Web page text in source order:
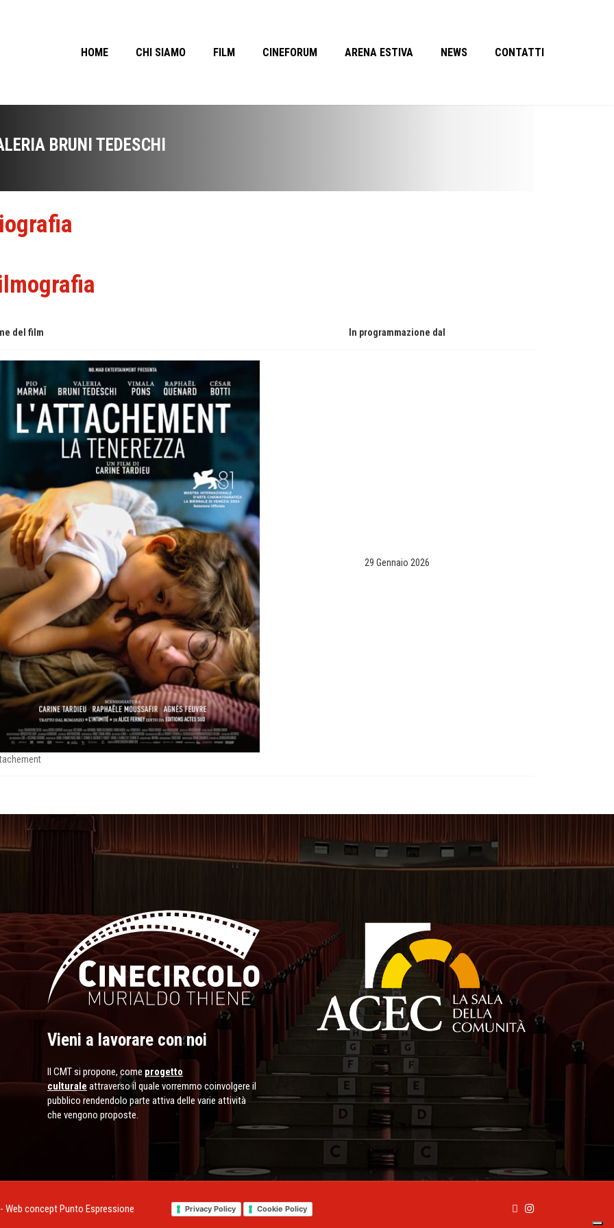
HOME CHI SIAMO FILM CINEFORUM ARENA ESTIVA NEWS CONTATTI
BRUNI TEDESCHI
del film In programmazione dal
29 Gennaio 2026
Vieni a lavorare con noi
Il CMT si propone, come progetto
culturale attraverso il quale vorremmo coinvolgere il
pubblico rendendolo parte attiva delle varie attività
che vengono proposte.
Web conceptPunto Espressione Privacy Policy Cookie Policy